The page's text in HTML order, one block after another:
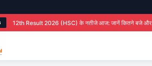
(HSC) के नतीजे आज: जानें कितने बजे और कैसे चेक करें अपना